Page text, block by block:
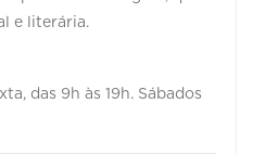
e literária.
das 9h às 19h. Sábados